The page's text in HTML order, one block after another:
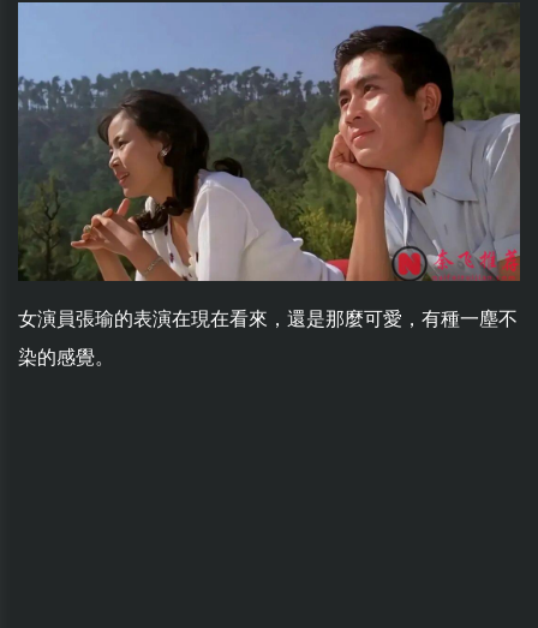
女演員張瑜的表演在現在看來，還是那麼可愛，有種一塵不
染的感覺。